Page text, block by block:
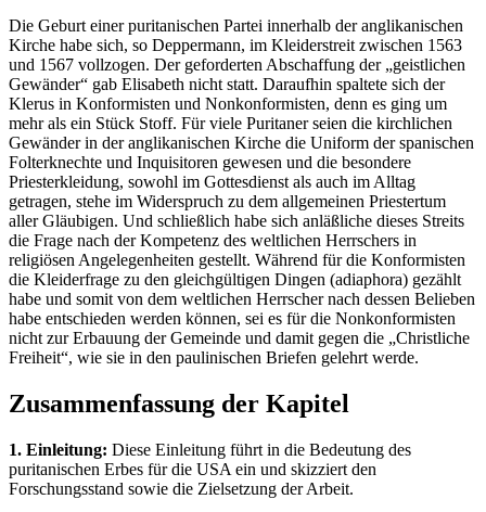
Die Geburt einer puritanischen Partei innerhalb der anglikanischen
Kirche habe sich, so Deppermann, im Kleiderstreit zwischen 1563
und 1567 vollzogen. Der geforderten Abschaffung der „geistlichen
Gewänder“ gab Elisabeth nicht statt. Daraufhin spaltete sich der
Klerus in Konformisten und Nonkonformisten, denn es ging um
mehr als ein Stück Stoff. Für viele Puritaner seien die kirchlichen
Gewänder in der anglikanischen Kirche die Uniform der spanischen
Folterknechte und Inquisitoren gewesen und die besondere
Priesterkleidung, sowohl im Gottesdienst als auch im Alltag
getragen, stehe im Widerspruch zu dem allgemeinen Priestertum
aller Gläubigen. Und schließlich habe sich anläßliche dieses Streits
die Frage nach der Kompetenz des weltlichen Herrschers in
religiösen Angelegenheiten gestellt. Während für die Konformisten
die Kleiderfrage zu den gleichgültigen Dingen (adiaphora) gezählt
habe und somit von dem weltlichen Herrscher nach dessen Belieben
habe entschieden werden können, sei es für die Nonkonformisten
nicht zur Erbauung der Gemeinde und damit gegen die „Christliche
Freiheit“, wie sie in den paulinischen Briefen gelehrt werde.
Zusammenfassung der Kapitel
1. Einleitung: Diese Einleitung führt in die Bedeutung des
puritanischen Erbes für die USA ein und skizziert den
Forschungsstand sowie die Zielsetzung der Arbeit.